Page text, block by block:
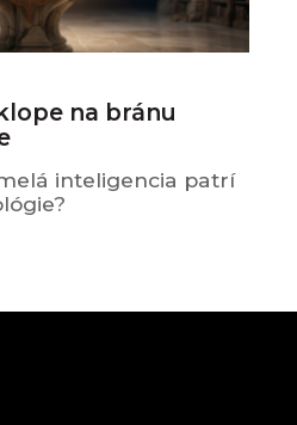
na bránu
inteligencia patrí